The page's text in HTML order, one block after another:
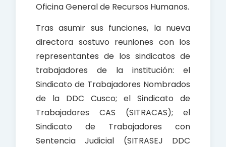
Oficina General de Recursos Humanos.
Tras asumir sus funciones, la nueva
directora sostuvo reuniones con los
representantes de los sindicatos de
trabajadores de la institución: el
Sindicato de Trabajadores Nombrados
de la DDC Cusco; el Sindicato de
Trabajadores CAS (SITRACAS); el
Sindicato de Trabajadores con
Sentencia Judicial (SITRASEJ DDC